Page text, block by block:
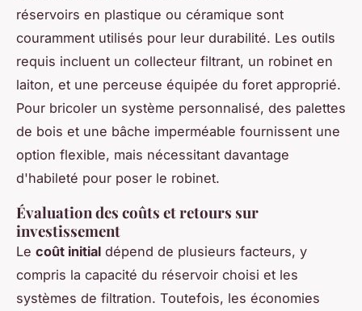
réservoirs en plastique ou céramique sont
couramment utilisés pour leur durabilité. Les outils
requis incluent un collecteur filtrant, un robinet en
laiton, et une perceuse équipée du foret approprié.
Pour bricoler un système personnalisé, des palettes
de bois et une bâche imperméable fournissent une
option flexible, mais nécessitant davantage
d'habileté pour poser le robinet.
Évaluation des coûts et retours sur
investissement
Le coût initial dépend de plusieurs facteurs, y
compris la capacité du réservoir choisi et les
systèmes de filtration. Toutefois, les économies